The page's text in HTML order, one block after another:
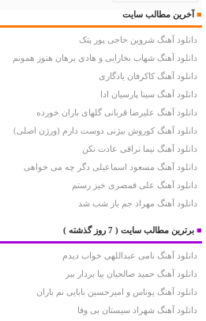
■ آخرین مطالب سایت
دانلود آهنگ شروین حاجی پور پتک
دانلود آهنگ شهاب بخارایی و هادی برهان هنوز همونم
دانلود آهنگ کاکرفان یادگاری
دانلود آهنگ سینا پارسیان ادا
دانلود آهنگ علیرضا قربانی گلهای باران خورده
دانلود آهنگ کوروش بیژنی دوست دارم (ورژن اصلی)
دانلود آهنگ نیما نراقی عادت نکن
دانلود آهنگ مسعود اسماعیلی دگر چه می خواهی
دانلود آهنگ علی قمصری خیز رستم
دانلود آهنگ مهراد جم باز شب شد
■ برترین مطالب سایت ( 7 روز گذشته )
دانلود آهنگ نامی عبداللهی خواب دیدم
دانلود آهنگ حمید صالحیان بیا بردار ببر
دانلود آهنگ یوناس و امیرحسین بابایی نم باران
دانلود آهنگ شهراد سیستان بی وفا